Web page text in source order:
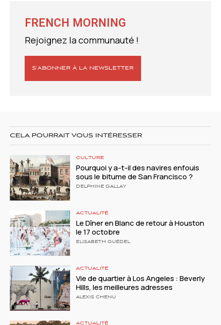
FRENCH MORNING
Rejoignez la communauté !
S’ABONNER À LA NEWSLETTER
CELA POURRAIT VOUS INTÉRESSER
CULTURE
Pourquoi y a-t-il des navires enfouis
sous le bitume de San Francisco ?
DELPHINE GALLAY
ACTUALITÉ
Le Dîner en Blanc de retour à Houston
le 17 octobre
ELISABETH GUÉDEL
ACTUALITÉ
Vie de quartier à Los Angeles : Beverly
Hills, les meilleures adresses
ALEXIS CHENU
ACTUALITÉ